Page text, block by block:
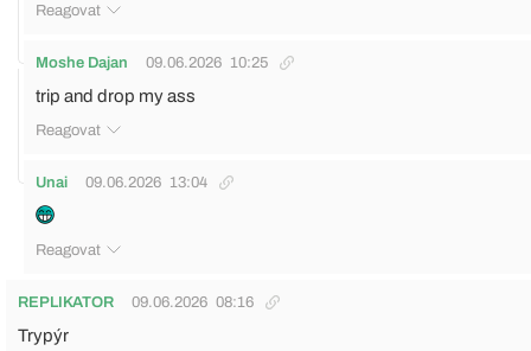
Reagovat
Moshe Dajan 09.06.2026 10:25
trip and drop my ass
Reagovat
Unai 09.06.2026 13:04
Reagovat
REPLIKATOR 09.06.2026 08:16
Trypýr